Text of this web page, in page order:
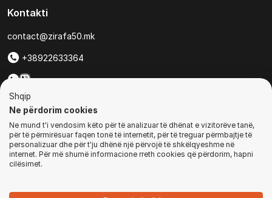
Kontakti
contact@zirafa50.mk
+38922633364
Për kërkesa të ofertave:
b2b@zirafa50.mk
Jadranska Magistrala No. 86, Skopje, North Macedonia
Shqip
Ne përdorim cookies
Ne mund t'i vendosim këto për të analizuar të dhënat e vizitorëve tanë,
për të përmirësuar faqen tonë të internetit, për të treguar përmbajtje të
personalizuar dhe për t'ju dhënë një përvojë të shkëlqyeshme në
internet. Për më shumë informacione rreth cookies që përdorim, hapni
cilësimet.